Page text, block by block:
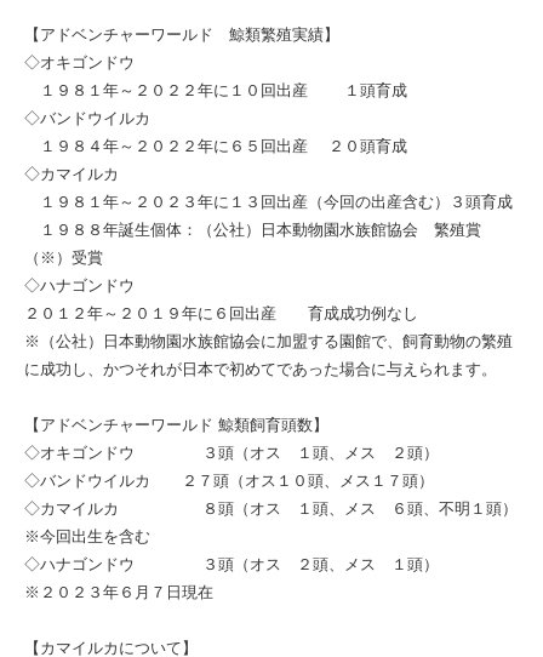
【アドベンチャーワールド 鯨類繁殖実績】
◇オキゴンドウ
１９８１年～２０２２年に１０回出産 １頭育成
◇バンドウイルカ
１９８４年～２０２２年に６５回出産 ２０頭育成
◇カマイルカ
１９８１年～２０２３年に１３回出産（今回の出産含む）３頭育成
１９８８年誕生個体：（公社）日本動物園水族館協会 繁殖賞
（※）受賞
◇ハナゴンドウ
２０１２年～２０１９年に６回出産 育成成功例なし
※（公社）日本動物園水族館協会に加盟する園館で、飼育動物の繁殖
に成功し、かつそれが日本で初めてであった場合に与えられます。
【アドベンチャーワールド 鯨類飼育頭数】
◇オキゴンドウ ３頭（オス １頭、メス ２頭）
◇バンドウイルカ ２７頭（オス１０頭、メス１７頭）
◇カマイルカ ８頭（オス １頭、メス ６頭、不明１頭）
※今回出生を含む
◇ハナゴンドウ ３頭（オス ２頭、メス １頭）
※２０２３年６月７日現在
【カマイルカについて】